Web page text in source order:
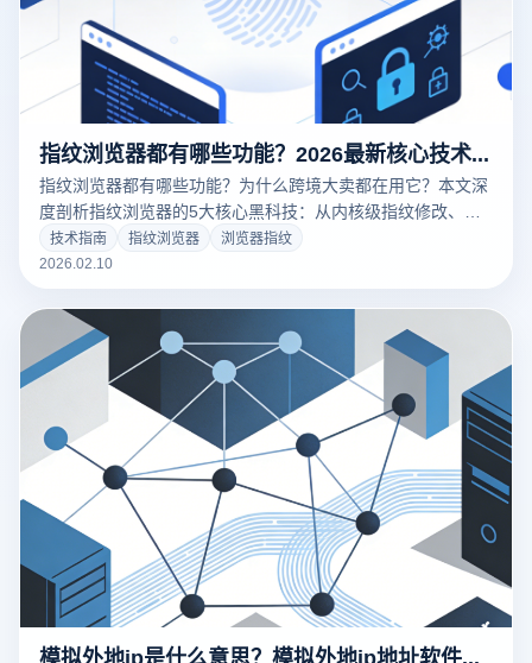
指纹浏览器都有哪些功能？2026最新核心技术解析与云登防关联实战
指纹浏览器都有哪些功能？为什么跨境大卖都在用它？本文深
度剖析指纹浏览器的5大核心黑科技：从内核级指纹修改、
RPA自动化到团队协作。结合云登浏览器的实战应用，揭秘如
何通过“环境隔离”实现多账号零关联运营。点击获取防封秘
籍！
技术指南 指纹浏览器
浏览器指纹
2026.02.10
模拟外地ip是什么意思？模拟外地ip地址软件有哪些？